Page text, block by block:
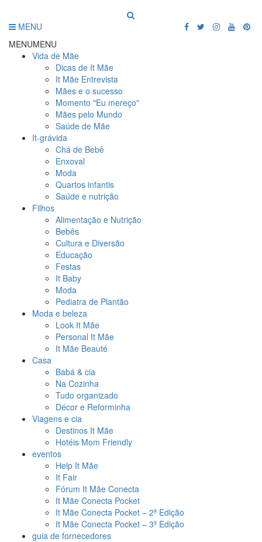
MENU
MENUMENU
Vida de Mãe
Dicas de It Mãe
It Mãe Entrevista
Mães e o sucesso
Momento "Eu mereço"
Mães pelo Mundo
Saúde de Mãe
It-grávida
Chá de Bebê
Enxoval
Moda
Quartos infantis
Saúde e nutrição
Filhos
Alimentação e Nutrição
Bebês
Cultura e Diversão
Educação
Festas
It Baby
Moda
Pediatra de Plantão
Moda e beleza
Look It Mãe
Personal It Mãe
It Mãe Beauté
Casa
Babá & cia
Na Cozinha
Tudo organizado
Décor e Reforminha
Viagens e cia
Destinos It Mãe
Hotéis Mom Friendly
eventos
Help It Mãe
It Fair
Fórum It Mãe Conecta
It Mãe Conecta Pocket
It Mãe Conecta Pocket – 2ª Edição
It Mãe Conecta Pocket – 3ª Edição
guia de fornecedores